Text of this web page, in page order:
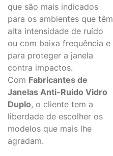
que são mais indicados
para os ambientes que têm
alta intensidade de ruído
ou com baixa frequência e
para proteger a janela
contra impactos.
Com Fabricantes de
Janelas Anti-Ruido Vidro
Duplo, o cliente tem a
liberdade de escolher os
modelos que mais lhe
agradam.